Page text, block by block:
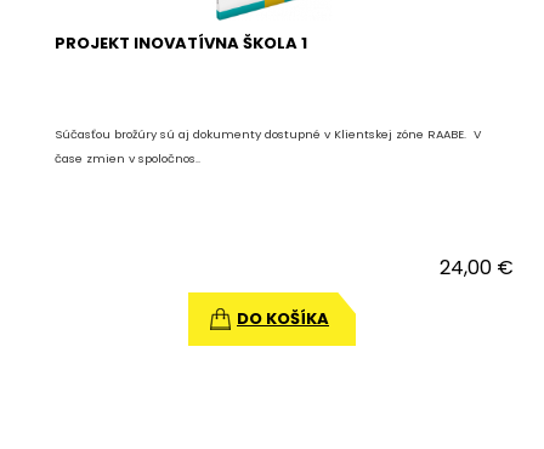
PROJEKT INOVATÍVNA ŠKOLA 1
Súčasťou brožúry sú aj dokumenty dostupné v Klientskej zóne RAABE. V
čase zmien v spoločnos..
24,00 €
DO KOŠÍKA